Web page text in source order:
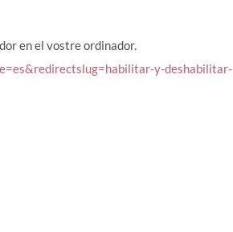
en el vostre ordinador.
y-deshabilitar-